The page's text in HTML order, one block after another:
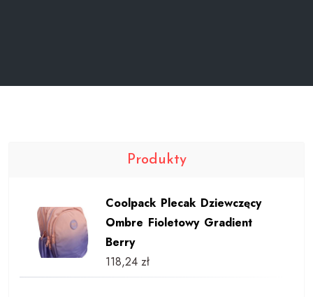
Produkty
Coolpack Plecak Dziewczęcy
Ombre Fioletowy Gradient
Berry
118,24 zł